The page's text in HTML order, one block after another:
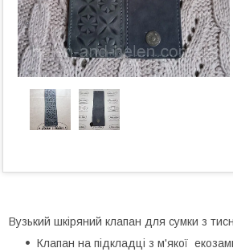
Вузький шкіряний клапан для сумки з
Клапан на підкладці з м'якої